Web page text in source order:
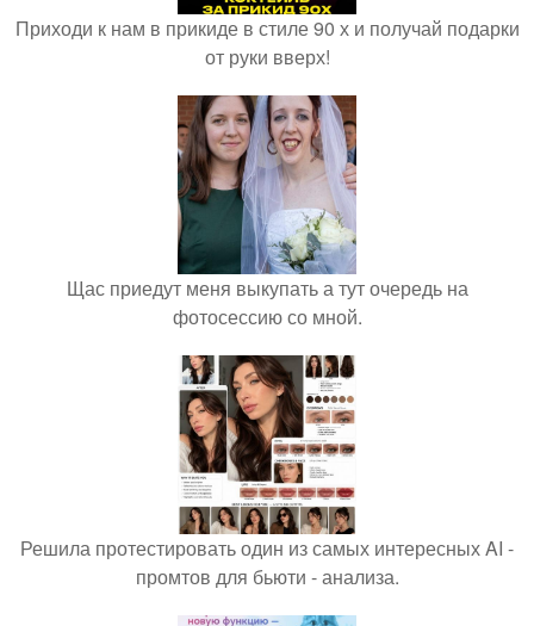
Приходи к нам в прикиде в стиле 90 х и получай подарки
от руки вверх!
Щас приедут меня выкупать а тут очередь на
фотосессию со мной.
Решила протестировать один из самых интересных AI -
промтов для бьюти - анализа.